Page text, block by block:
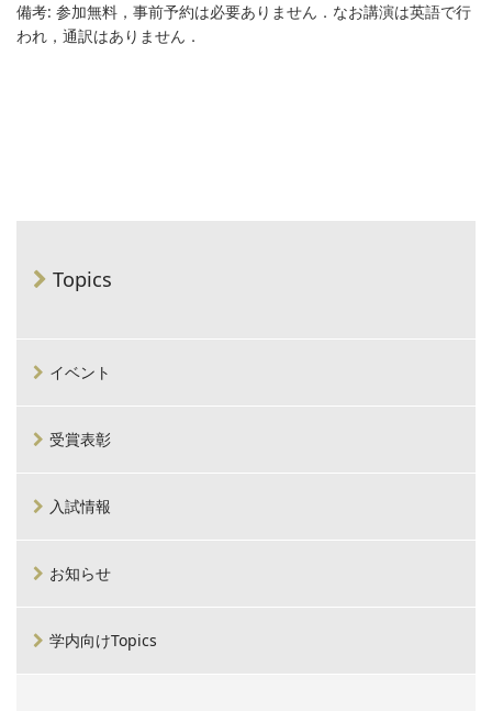
備考: 参加無料，事前予約は必要ありません．なお講演は英語で行
われ，通訳はありません．
Topics
イベント
受賞表彰
入試情報
お知らせ
学内向けTopics